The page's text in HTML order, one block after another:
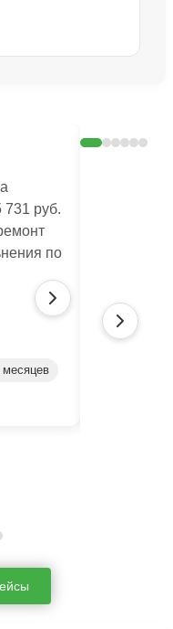
731 руб.
по